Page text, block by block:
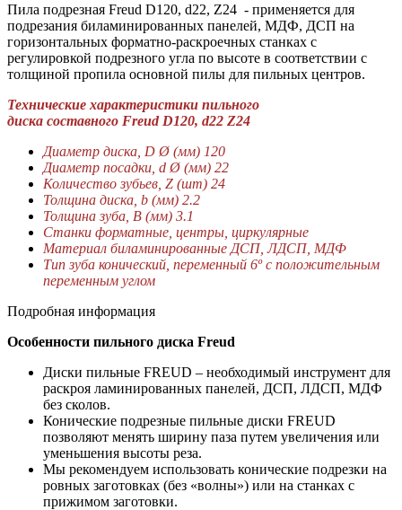
Пила подрезная Freud D120, d22, Z24 - применяется для
подрезания биламинированных панелей, МДФ, ДСП на
горизонтальных форматно-раскроечных станках с
регулировкой подрезного угла по высоте в соответствии с
толщиной пропила основной пилы для пильных центров.
Технические характеристики пильного
диска составного Freud D120, d22 Z24​
Диаметр диска, D Ø (мм) 120
Диаметр посадки, d Ø (мм) 22
Количество зубьев, Z (шт) 24
Толщина диска, b (мм) 2.2
Толщина зуба, B (мм) 3.1
Станки форматные, центры, циркулярные
Материал биламинированные ДСП, ЛДСП, МДФ
Тип зуба конический, переменный 6º с положительным
переменным углом
Подробная информация
Особенности пильного диска Freud
Диски пильные FREUD – необходимый инструмент для
раскроя ламинированных панелей, ДСП, ЛДСП, МДФ
без сколов.
Конические подрезные пильные диски FREUD
позволяют менять ширину паза путем увеличения или
уменьшения высоты реза.
Мы рекомендуем использовать конические подрезки на
ровных заготовках (без «волны») или на станках с
прижимом заготовки.